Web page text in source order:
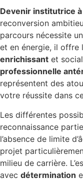
Devenir institutrice
reconversion
parcours nécessite
et en énergie, il offre
enrichissant et
professionnelle
représentent des
votre réussite dans
Les différentes
reconnaissance
l’absence de limite
projet
milieu de carrière.
avec détermination